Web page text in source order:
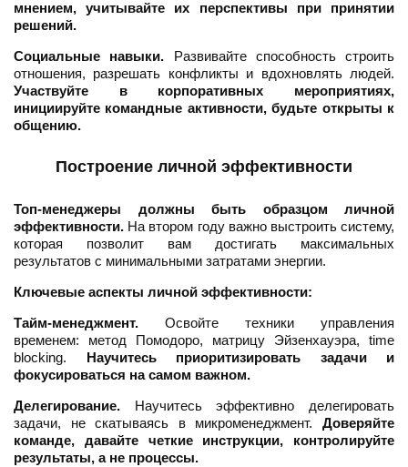
мнением, учитывайте их перспективы при принятии
решений.
Социальные навыки. Развивайте способность строить
отношения, разрешать конфликты и вдохновлять людей.
Участвуйте в корпоративных мероприятиях,
инициируйте командные активности, будьте открыты к
общению.
Построение личной эффективности
Топ-менеджеры должны быть образцом личной
эффективности. На втором году важно выстроить систему,
которая позволит вам достигать максимальных
результатов с минимальными затратами энергии.
Ключевые аспекты личной эффективности:
Тайм-менеджмент. Освойте техники управления
временем: метод Помодоро, матрицу Эйзенхауэра, time
blocking. Научитесь приоритизировать задачи и
фокусироваться на самом важном.
Делегирование. Научитесь эффективно делегировать
задачи, не скатываясь в микроменеджмент. Доверяйте
команде, давайте четкие инструкции, контролируйте
результаты, а не процессы.